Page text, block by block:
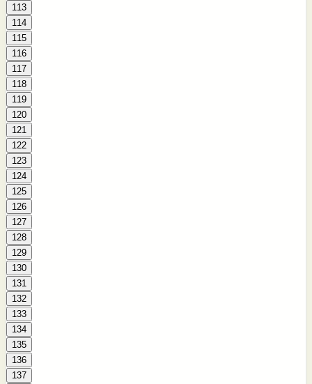
113
114
115
116
117
118
119
120
121
122
123
124
125
126
127
128
129
130
131
132
133
134
135
136
137